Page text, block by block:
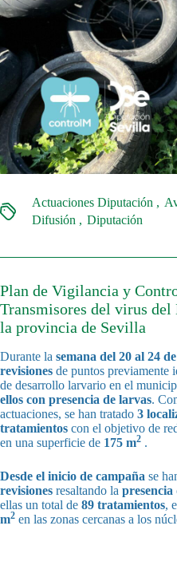
Actuaciones Diputación
Difusión
Diputación
Plan de Vigilancia y
Transmisores del virus
la provincia de Sevilla
Durante la semana del 20 al 24
revisiones de puntos previamente
de desarrollo larvario en el
ellos con presencia de larvas.
actuaciones, se han tratado 3
tratamientos con el objetivo de
en una superficie de 175 m2 .
Desde el inicio de campaña se
revisiones resaltando la presencia
ellas un total de 89 tratamientos,
m2 en las zonas cercanas a los